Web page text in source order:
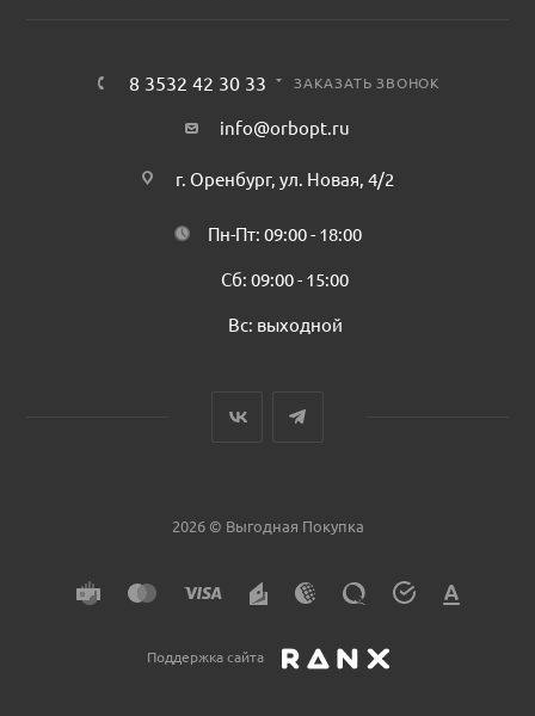
8 3532 42 30 33 ЗАКАЗАТЬ ЗВОНОК
info@orbopt.ru
г. Оренбург, ул. Новая, 4/2
Пн-Пт: 09:00 - 18:00
Сб: 09:00 - 15:00
Вс: выходной
2026 © Выгодная Покупка
Поддержка сайта